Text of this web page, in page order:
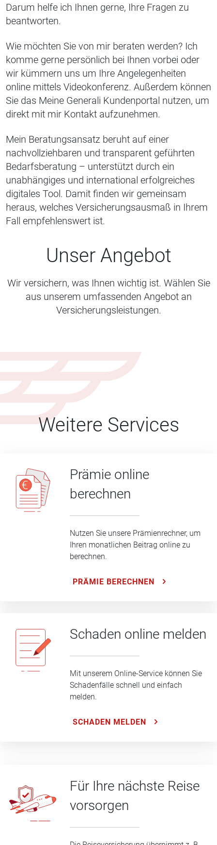
Darum helfe ich Ihnen gerne, Ihre Fragen zu
beantworten.
Wie möchten Sie von mir beraten werden? Ich
komme gerne persönlich bei Ihnen vorbei oder
wir kümmern uns um Ihre Angelegenheiten
online mittels Videokonferenz. Außerdem können
Sie das Meine Generali Kundenportal nutzen, um
direkt mit mir Kontakt aufzunehmen.
Mein Beratungsansatz beruht auf einer
nachvollziehbaren und transparent geführten
Bedarfsberatung – unterstützt durch ein
unabhängiges und international erfolgreiches
digitales Tool. Damit finden wir gemeinsam
heraus, welches Versicherungsausmaß in Ihrem
Fall empfehlenswert ist.
Unser Angebot
Wir versichern, was Ihnen wichtig ist. Wählen Sie
aus unserem umfassenden Angebot an
Versicherungsleistungen.
Weitere Services
Prämie online
berechnen
Nutzen Sie unsere Prämienrechner, um
Ihren monatlichen Beitrag online zu
berechnen.
PRÄMIE BERECHNEN
Schaden online melden
Mit unserem Online-Service können Sie
Schadenfälle schnell und einfach
melden.
SCHADEN MELDEN
Für Ihre nächste Reise
vorsorgen